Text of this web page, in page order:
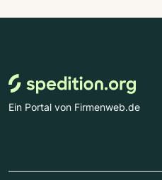
Ein Portal von Firmenweb.de